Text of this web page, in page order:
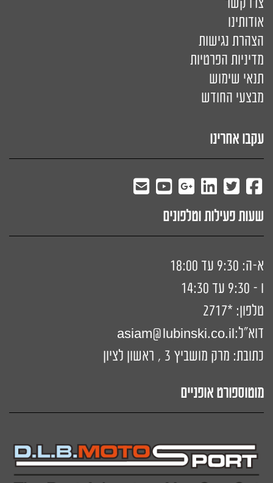
אודותינו
הצהרת נגישות
מדיניות הפרטיות
תנאי שימוש
מבצעי החודש
עקבו אחרינו
שעות פעילות וטלפונים
א-ה: 9:30 עד 18:00
ו - 9:30 עד 14:30
טלפון: *2717
דוא"ל:
asiam@lubinski.co.il
כתובת: מרק מושביץ 3 , ראשון לציון
מוטוספורט אופניים